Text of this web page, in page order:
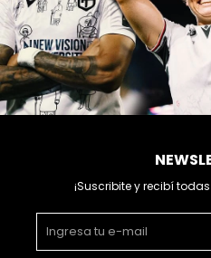
¡Suscribite y recibí